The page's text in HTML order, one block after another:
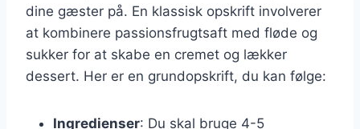
dine gæster på. En klassisk opskrift involverer
at kombinere passionsfrugtsaft med fløde og
sukker for at skabe en cremet og lækker
dessert. Her er en grundopskrift, du kan følge:
Ingredienser: Du skal bruge 4-5